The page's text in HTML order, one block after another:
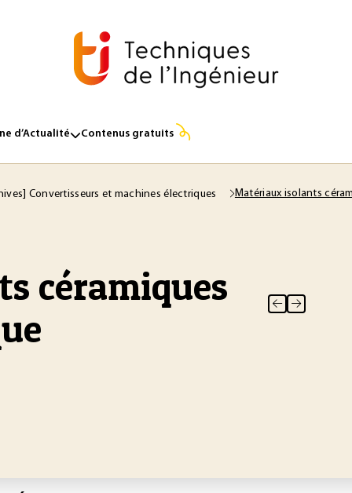
d’Actualité Contenus gratuits
Convertisseurs et machines électriques Matériaux isolants
céramiques